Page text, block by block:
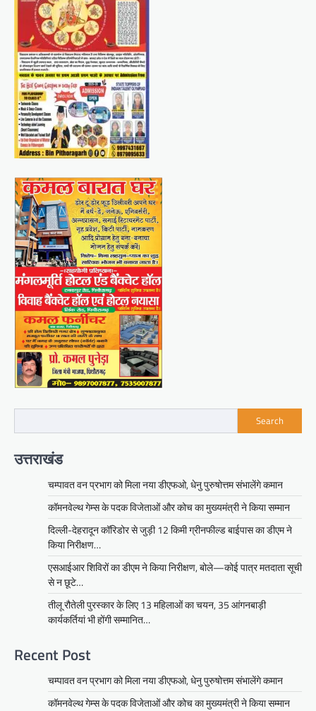
Search
उत्तराखंड
चम्पावत वन प्रभाग को मिला नया डीएफओ, धेनु पुरुषोत्तम संभालेंगे कमान
कॉमनवेल्थ गेम्स के पदक विजेताओं और कोच का मुख्यमंत्री ने किया सम्मान
दिल्ली-देहरादून कॉरिडोर से जुड़ी 12 किमी ग्रीनफील्ड बाईपास का डीएम ने
किया निरीक्षण…
एसआईआर शिविरों का डीएम ने किया निरीक्षण, बोले—कोई पात्र मतदाता सूची
से न छूटे…
तीलू रौतेली पुरस्कार के लिए 13 महिलाओं का चयन, 35 आंगनबाड़ी
कार्यकर्तियां भी होंगी सम्मानित…
Recent Post
चम्पावत वन प्रभाग को मिला नया डीएफओ, धेनु पुरुषोत्तम संभालेंगे कमान
कॉमनवेल्थ गेम्स के पदक विजेताओं और कोच का मुख्यमंत्री ने किया सम्मान